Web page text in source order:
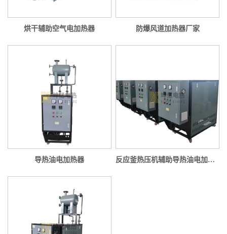
烘干辅助空气电加热器 防爆风道加热器厂家
导热油电加热器 反应釜热压机辅助导热油电加热器